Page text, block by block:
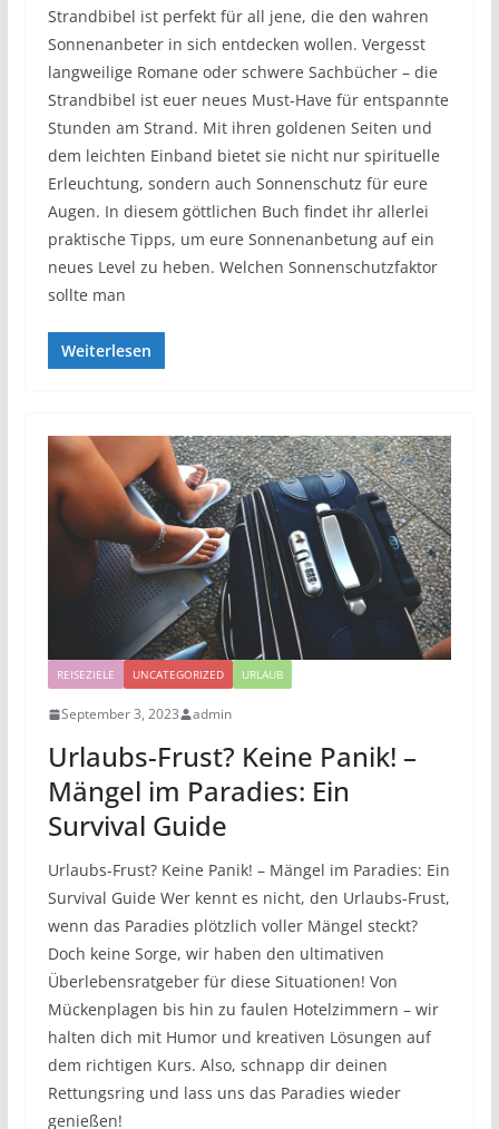
Strandbibel ist perfekt für all jene, die den wahren
Sonnenanbeter in sich entdecken wollen. Vergesst
langweilige Romane oder schwere Sachbücher – die
Strandbibel ist euer neues Must-Have für entspannte
Stunden am Strand. Mit ihren goldenen Seiten und
dem leichten Einband bietet sie nicht nur spirituelle
Erleuchtung, sondern auch Sonnenschutz für eure
Augen. In diesem göttlichen Buch findet ihr allerlei
praktische Tipps, um eure Sonnenanbetung auf ein
neues Level zu heben. Welchen Sonnenschutzfaktor
sollte man
Weiterlesen
REISEZIELE UNCATEGORIZED URLAUB
September 3, 2023 admin
Urlaubs-Frust? Keine Panik! –
Mängel im Paradies: Ein
Survival Guide
Urlaubs-Frust? Keine Panik! – Mängel im Paradies: Ein
Survival Guide Wer kennt es nicht, den Urlaubs-Frust,
wenn das Paradies plötzlich voller Mängel steckt?
Doch keine Sorge, wir haben den ultimativen
Überlebensratgeber für diese Situationen! Von
Mückenplagen bis hin zu faulen Hotelzimmern – wir
halten dich mit Humor und kreativen Lösungen auf
dem richtigen Kurs. Also, schnapp dir deinen
Rettungsring und lass uns das Paradies wieder
genießen!